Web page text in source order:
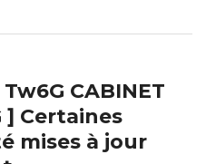
CABINET
] Certaines
mises à jour